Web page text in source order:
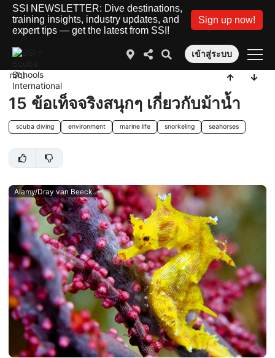
SSI NEWSLETTER: Dive destinations,
training insights, industry updates, and
expert tips — get the latest from SSI!
Sign up now!
เข้าสู่ระบบ
กลับ
15 ข้อเท็จจริงสนุกๆ เกี่ยวกับม้าน้ำ
scuba diving environment marine life snorkeling seahorses
Alamy/Dray van Beeck